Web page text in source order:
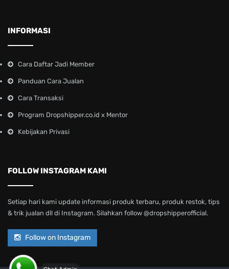
INFORMASI
Cara Daftar Jadi Member
Panduan Cara Jualan
Cara Transaksi
Program Dropshipper.co.id x Mentor
Kebijakan Privasi
FOLLOW INSTAGRAM KAMI
Setiap hari kami update informasi produk terbaru, produk restok, tips
& trik jualan dll di Instagram. Silahkan follow @dropshipperofficial.
Follow on Instagram